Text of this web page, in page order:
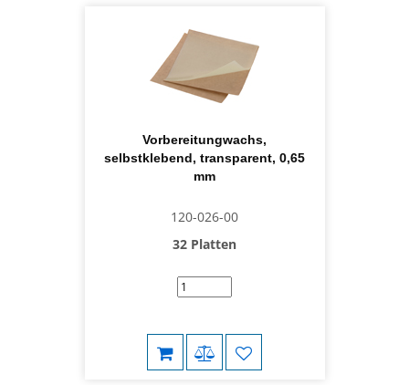
Vorbereitungwachs,
selbstklebend, transparent, 0,65
mm
120-026-00
32 Platten